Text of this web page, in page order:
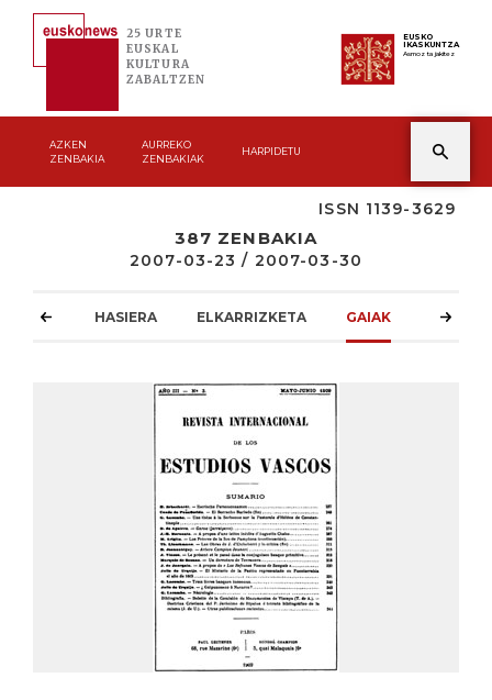
25 URTE
EUSKAL
KULTURA
ZABALTZEN
EUSKO
IKASKUNTZA
Asmoz ta jakitez
AZKEN
ZENBAKIA
AURREKO
ZENBAKIAK
HARPIDETU
ISSN 1139-3629
387 ZENBAKIA
2007-03-23 / 2007-03-30
HASIERA ELKARRIZKETA GAIAK